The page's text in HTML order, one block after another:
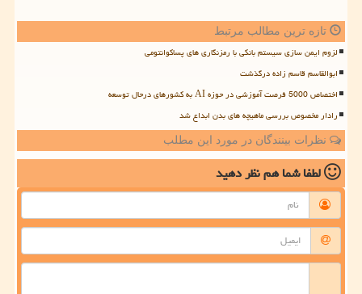
تازه ترین مطالب مرتبط
لزوم ایمن سازی سیستم بانکی با رمزنگاری های پساکوانتومی
ابوالقاسم قاسم زاده درگذشت
اختصاص 5000 فرصت آموزشی در حوزه AI به کشورهای درحال توسعه
رادار مخصوص بررسی ماهیچه های بدن ابداع شد
نظرات بینندگان در مورد این مطلب
لطفا شما همنظر دهید